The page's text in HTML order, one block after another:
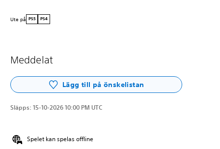
Ute på PS5 PS4
Meddelat
Lägg till på önskelistan
Släpps: 15-10-2026 10:00 PM UTC
Spelet kan spelas offline